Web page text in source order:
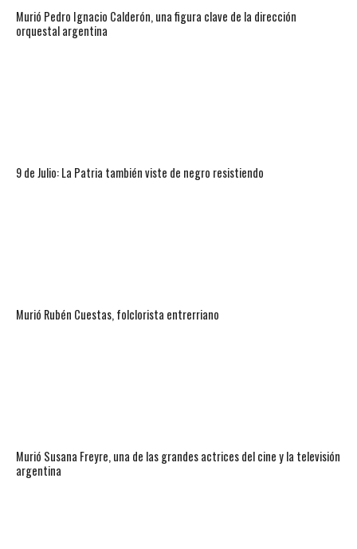
Murió Pedro Ignacio Calderón, una figura clave de la dirección
orquestal argentina
9 de Julio: La Patria también viste de negro resistiendo
Murió Rubén Cuestas, folclorista entrerriano
Murió Susana Freyre, una de las grandes actrices del cine y la televisión
argentina